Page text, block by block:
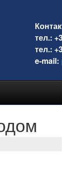
тел.:
тел.:
e-mail: